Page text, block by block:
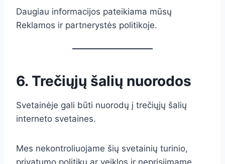
Daugiau informacijos pateikiama mūsų
Reklamos ir partnerystės politikoje.
6. Trečiųjų šalių nuorodos
Svetainėje gali būti nuorodų į trečiųjų šalių
interneto svetaines.
Mes nekontroliuojame šių svetainių turinio,
privatumo politikų ar veiklos ir neprisiimame